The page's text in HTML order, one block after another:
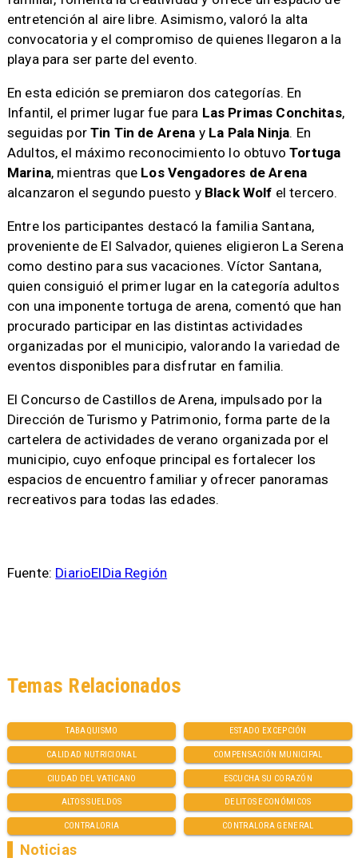
entretención al aire libre. Asimismo, valoró la alta
convocatoria y el compromiso de quienes llegaron a la
playa para ser parte del evento.
En esta edición se premiaron dos categorías. En
Infantil, el primer lugar fue para Las Primas Conchitas,
seguidas porTin Tin de Arena y La Pala Ninja. En
Adultos, el máximo reconocimiento lo obtuvoTortuga
Marina, mientras que Los Vengadores de Arena
alcanzaron el segundo puesto y Black Wolf el tercero.
Entre los participantes destacó la familia Santana,
proveniente de El Salvador, quienes eligieron La Serena
como destino para sus vacaciones. Víctor Santana,
quien consiguió el primer lugar en la categoría adultos
con una imponente tortuga de arena, comentó que han
procurado participar en las distintas actividades
organizadas por el municipio, valorando la variedad de
eventos disponibles para disfrutar en familia.
El Concurso de Castillos de Arena, impulsado por la
Dirección de Turismo y Patrimonio, forma parte de la
cartelera de actividades de verano organizada por el
municipio, cuyo enfoque principal es fortalecer los
espacios de encuentro familiar y ofrecer panoramas
recreativos para todas las edades.
Fuente: DiarioElDia Región
TABAQUISMO ESTADO EXCEPCIÓN
CALIDAD NUTRICIONAL COMPENSACIÓN MUNICIPAL
CIUDAD DEL VATICANO ESCUCHA SU CORAZÓN
ALTOS SUELDOS DELITOS ECONÓMICOS
CONTRALORIA CONTRALORA GENERAL
Temas Relacionados
Noticias